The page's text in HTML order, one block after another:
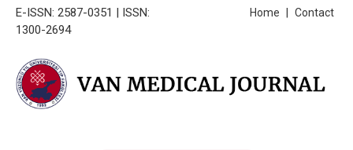
E-ISSN: 2587-0351 | ISSN:
1300-2694
Contact
Home